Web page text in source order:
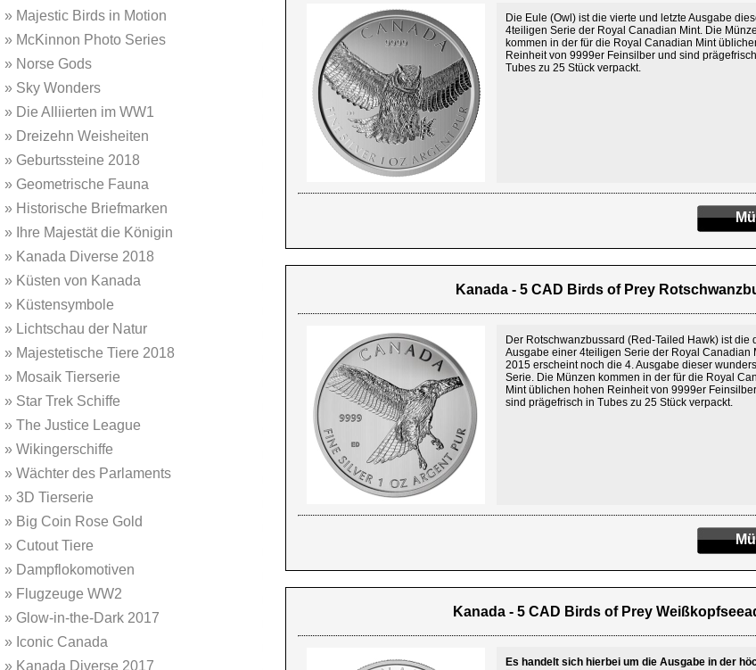
» Majestic Birds in Motion
» McKinnon Photo Series
» Norse Gods
» Sky Wonders
» Die Alliierten im WW1
» Dreizehn Weisheiten
» Geburtssteine 2018
» Geometrische Fauna
» Historische Briefmarken
» Ihre Majestät die Königin
» Kanada Diverse 2018
» Küsten von Kanada
» Küstensymbole
» Lichtschau der Natur
» Majestetische Tiere 2018
» Mosaik Tierserie
» Star Trek Schiffe
» The Justice League
» Wikingerschiffe
» Wächter des Parlaments
» 3D Tierserie
» Big Coin Rose Gold
» Cutout Tiere
» Dampflokomotiven
» Flugzeuge WW2
» Glow-in-the-Dark 2017
» Iconic Canada
» Kanada Diverse 2017
Die Eule (Owl) ist die vierte und letzte Ausgabe
4teiligen Serie der Royal Canadian Mint. Die
kommen in der für die Royal Canadian Mint
Reinheit von 9999er Feinsilber und sind
Tubes zu 25 Stück verpackt.
Kanada - 5 CAD Birds of Prey
Der Rotschwanzbussard (Red-Tailed Hawk) ist die
Ausgabe einer 4teiligen Serie der Royal Canadian
2015 erscheint noch die 4. Ausgabe dieser
Serie. Die Münzen kommen in der für die Royal
Mint üblichen hohen Reinheit von 9999er
sind prägefrisch in Tubes zu 25 Stück verpackt.
Kanada - 5 CAD Birds of Prey
Es handelt sich hierbei um die Ausgabe in der